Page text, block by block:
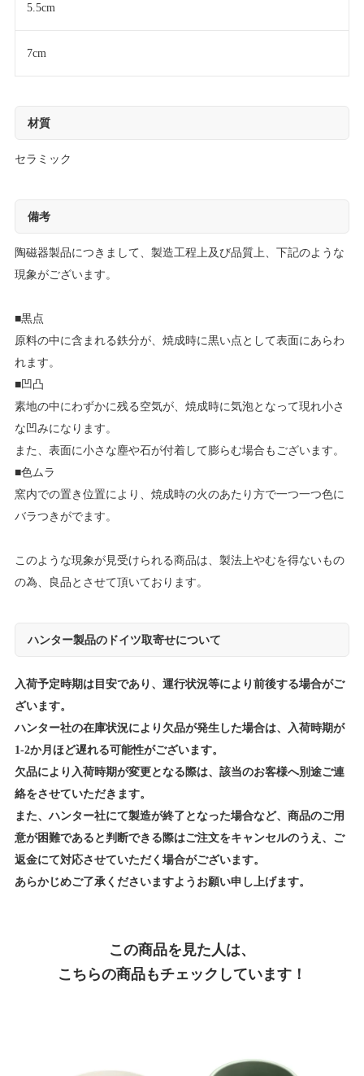
5.5cm
7cm
材質
セラミック
備考
陶磁器製品につきまして、製造工程上及び品質上、下記のような
現象がございます。
■黒点
原料の中に含まれる鉄分が、焼成時に黒い点として表面にあらわ
れます。
■凹凸
素地の中にわずかに残る空気が、焼成時に気泡となって現れ小さ
な凹みになります。
また、表面に小さな塵や石が付着して膨らむ場合もございます。
■色ムラ
窯内での置き位置により、焼成時の火のあたり方で一つ一つ色に
バラつきがでます。
このような現象が見受けられる商品は、製法上やむを得ないもの
の為、良品とさせて頂いております。
ハンター製品のドイツ取寄せについて
入荷予定時期は目安であり、運行状況等により前後する場合がご
ざいます。
ハンター社の在庫状況により欠品が発生した場合は、入荷時期が
1-2か月ほど遅れる可能性がございます。
欠品により入荷時期が変更となる際は、該当のお客様へ別途ご連
絡をさせていただきます。
また、ハンター社にて製造が終了となった場合など、商品のご用
意が困難であると判断できる際はご注文をキャンセルのうえ、ご
返金にて対応させていただく場合がございます。
あらかじめご了承くださいますようお願い申し上げます。
この商品を見た人は、
こちらの商品もチェックしています！